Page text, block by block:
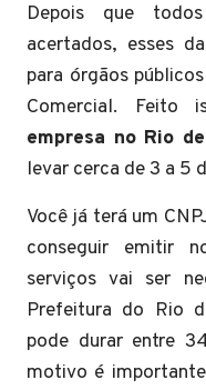
Depois que
acertados, esses
para órgãos
Comercial. Feito
empresa no Rio
levar cerca de 3 a 5
Você já terá um
conseguir emitir
serviços vai ser
Prefeitura do Rio
pode durar entre
motivo é